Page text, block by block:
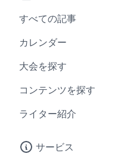
すべての記事
カレンダー
大会を探す
コンテンツを探す
ライター紹介
サービス